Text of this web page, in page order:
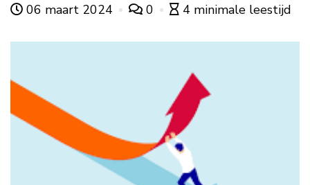
06 maart 2024 0 4 minimale leestijd